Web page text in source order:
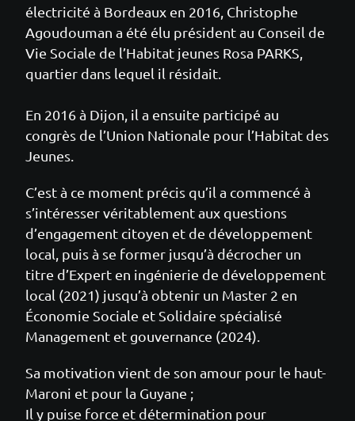
électricité à Bordeaux en 2016, Christophe
Agoudouman a été élu président au Conseil de
Vie Sociale de l’Habitat jeunes Rosa PARKS,
quartier dans lequel il résidait.
En 2016 à Dijon, il a ensuite participé au
congrès de l’Union Nationale pour l’Habitat des
Jeunes.
C’est à ce moment précis qu’il a commencé à
s’intéresser véritablement aux questions
d’engagement citoyen et de développement
local, puis à se former jusqu’à décrocher un
titre d’Expert en ingénierie de développement
local (2021) jusqu’à obtenir un Master 2 en
Économie Sociale et Solidaire spécialisé
Management et gouvernance (2024).
Sa motivation vient de son amour pour le haut-
Maroni et pour la Guyane ;
Il y puise force et détermination pour